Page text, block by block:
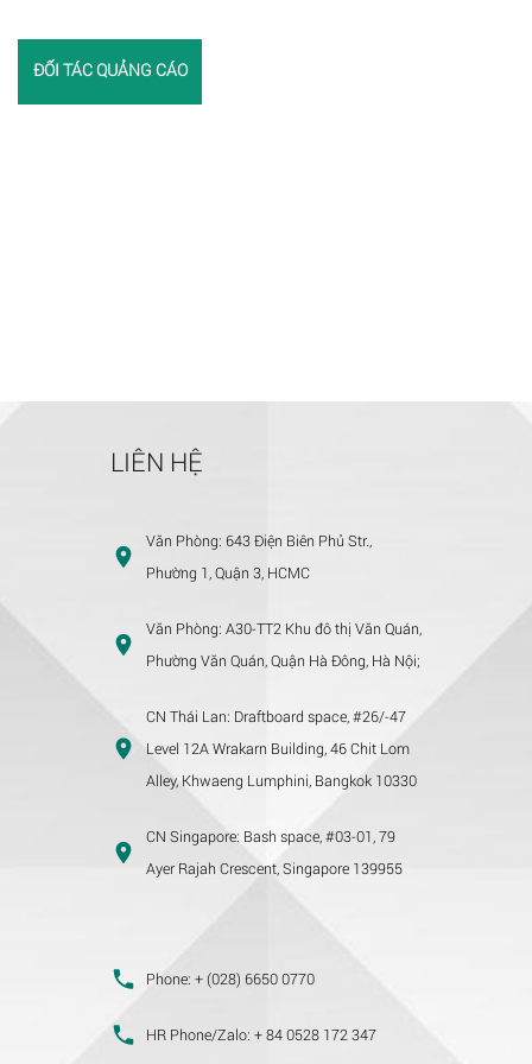
ĐỐI TÁC QUẢNG CÁO
LIÊN HỆ
Văn Phòng: 643 Điện Biên Phủ Str.,
Phường 1, Quận 3, HCMC
Văn Phòng: A30-TT2 Khu đô thị Văn Quán,
Phường Văn Quán, Quận Hà Đông, Hà Nội;
CN Thái Lan: Draftboard space, #26/-47
Level 12A Wrakarn Building, 46 Chit Lom
Alley, Khwaeng Lumphini, Bangkok 10330
CN Singapore: Bash space, #03-01, 79
Ayer Rajah Crescent, Singapore 139955
Phone: + (028) 6650 0770
HR Phone/Zalo: + 84 0528 172 347